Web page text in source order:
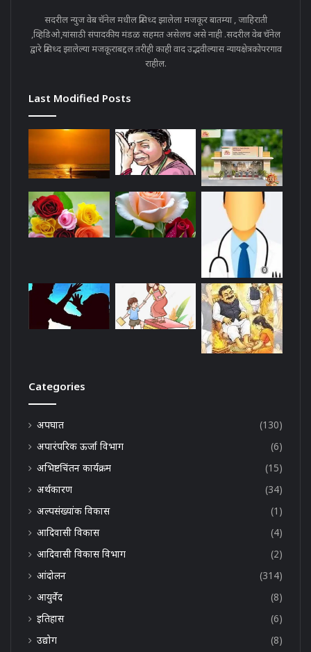
सदरील न्युज वेब चॅनेल मधील प्रसिध्द झालेला मजकूर बातम्या , जाहिराती
,व्हिडिओ,यांसाठी संपादकीय मंडळ सहमत असेलच असे नाही .सदरील वेब चॅनेल
द्वारे प्रसिध्द झालेल्या मजकूराबद्दल तरीही काही वाद उद्भवील्यास न्यायक्षेत्रकोपरगाव
राहील.
Last Modified Posts
Categories
अपघात
(130)
अपारंपरिक ऊर्जा विभाग
(6)
अभिष्टचिंतन कार्यक्रम
(15)
अर्थकारण
(34)
अल्पसंख्यांक विकास
(1)
आदिवासी विकास
(4)
आदिवासी विकास विभाग
(2)
आंदोलन
(314)
आयुर्वेद
(8)
इतिहास
(6)
उद्योग
(8)